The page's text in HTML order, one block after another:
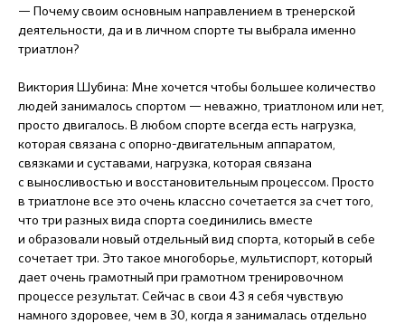
— Почему своим основным направлением в тренерской
деятельности, да и в личном спорте ты выбрала именно
триатлон?
Виктория Шубина: Мне хочется чтобы большее количество
людей занималось спортом — неважно, триатлоном или нет,
просто двигалось. В любом спорте всегда есть нагрузка,
которая связана с опорно-двигательным аппаратом,
связками и суставами, нагрузка, которая связана
с выносливостью и восстановительным процессом. Просто
в триатлоне все это очень классно сочетается за счет того,
что три разных вида спорта соединились вместе
и образовали новый отдельный вид спорта, который в себе
сочетает три. Это такое многоборье, мультиспорт, который
дает очень грамотный при грамотном тренировочном
процессе результат. Сейчас в свои 43 я себя чувствую
намного здоровее, чем в 30, когда я занималась отдельно